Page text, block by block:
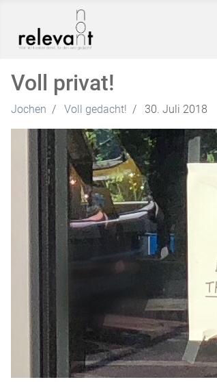
Voll privat!
Jochen Voll gedacht! 30. Juli 2018